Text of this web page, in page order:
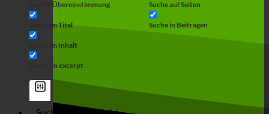
Exakte Übereinstimmung
Suche im Titel
Suche im Inhalt
Search in excerpt
Suche auf Seiten
Suche in Beiträgen